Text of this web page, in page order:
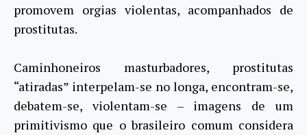
promovem orgias violentas, acompanhados de
prostitutas.
Caminhoneiros masturbadores, prostitutas
“atiradas” interpelam-se no longa, encontram-se,
debatem-se, violentam-se – imagens de um
primitivismo que o brasileiro comum considera